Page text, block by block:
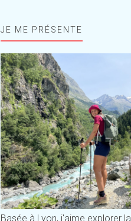
JE ME PRÉSENTE
Basée à Lyon, j'aime explorer la